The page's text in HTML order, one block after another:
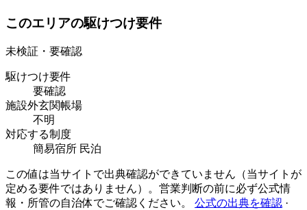
このエリアの駆けつけ要件
未検証・要確認
駆けつけ要件
要確認
施設外玄関帳場
不明
対応する制度
簡易宿所 民泊
この値は当サイトで出典確認ができていません（当サイトが
定める要件ではありません）。営業判断の前に必ず公式情
報・所管の自治体でご確認ください。
公式の出典を確認 ·